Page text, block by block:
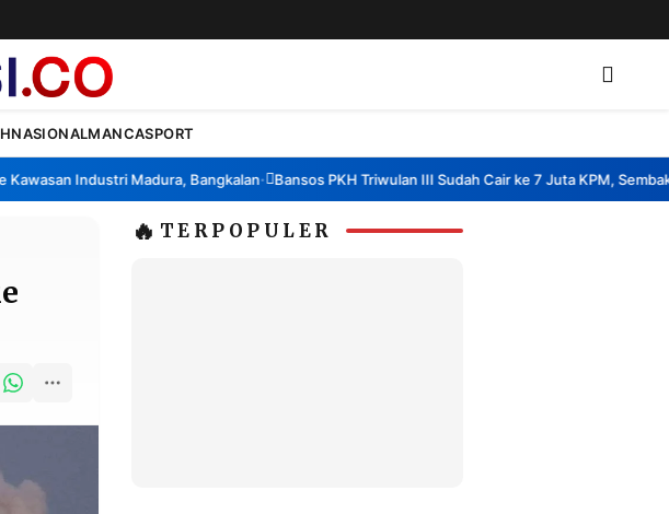
NASIONALMANCASPORT
Industri Madura, Bangkalan• Bansos PKH Triwulan III Sudah Cair ke 7 Juta KPM, Sembako ke
🔥 TERPOPULER